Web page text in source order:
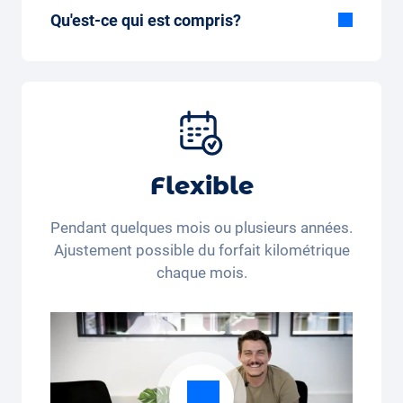
Qu'est-ce qui est compris?
pneus et autres extras.
Flexible
Pendant quelques mois ou plusieurs années.
Ajustement possible du forfait kilométrique
chaque mois.